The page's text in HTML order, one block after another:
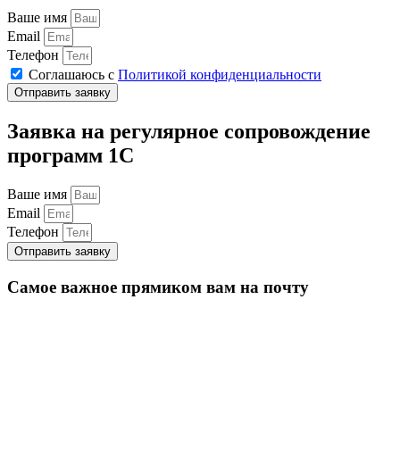
Ваше имя
Email
Телефон
Соглашаюсь с Политикой конфиденциальности
Отправить заявку
Заявка на регулярное сопровождение
программ 1С
Ваше имя
Email
Телефон
Отправить заявку
Самое важное прямиком вам на почту